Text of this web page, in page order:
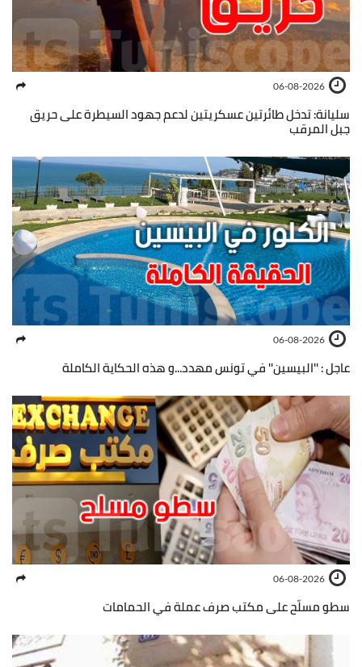
06-08-2026
سليانة: تدخل طائرتين عسكريتين لدعم جهود السيطرة على حريق
جبل المرقب
06-08-2026
عاجل : ''البيسين'' في تونس مهدد...و هذه الحكاية الكاملة
06-08-2026
سطو مسلّح على مكتب صرف عملة في الحمامات